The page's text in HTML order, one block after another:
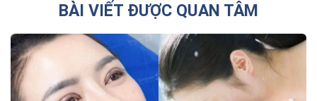
BÀI VIẾT ĐƯỢC QUAN TÂM